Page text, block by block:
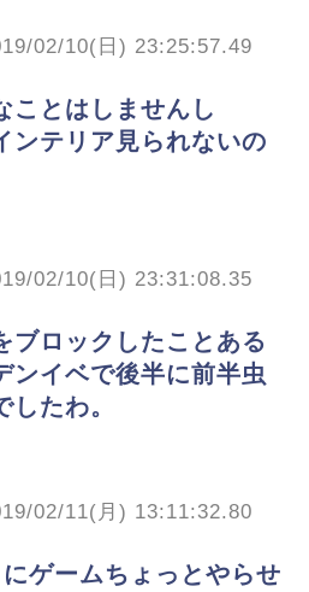
02/10(日) 23:25:57.49
ことはしませんし
ンテリア見られないの
02/10(日) 23:31:08.35
ブロックしたことある
ンイベで後半に前半虫
たわ。
02/11(月) 13:11:32.80
ゲームちょっとやらせ